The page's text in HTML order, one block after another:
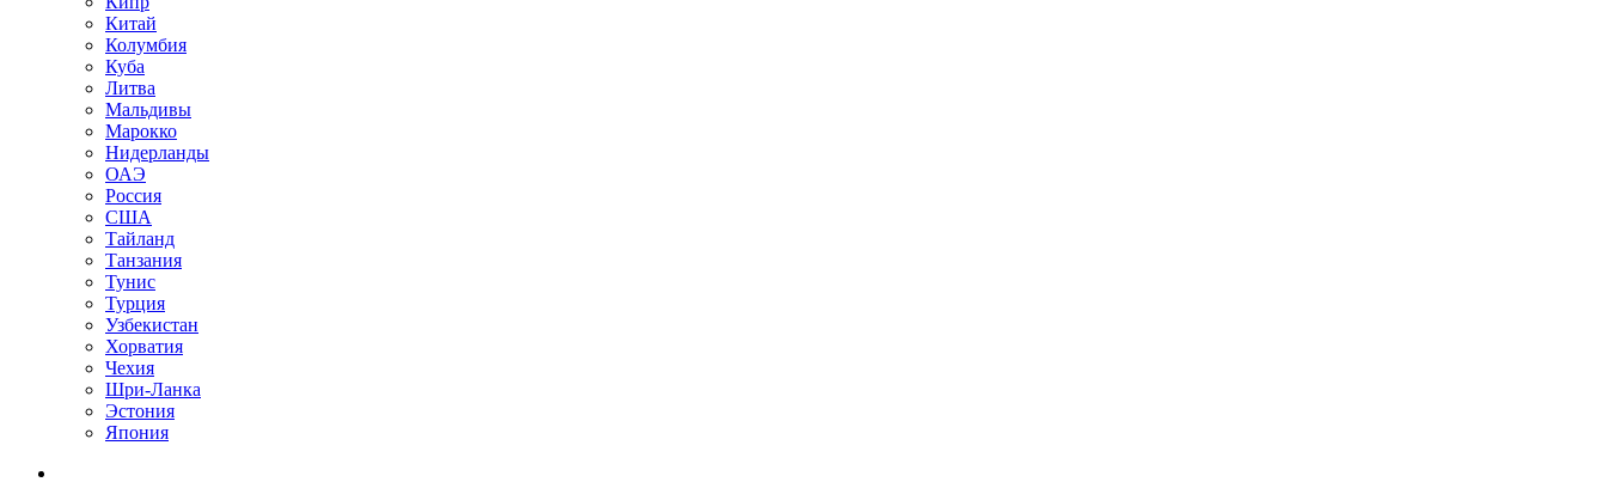
Китай
Колумбия
Куба
Литва
Мальдивы
Марокко
Нидерланды
ОАЭ
Россия
США
Тайланд
Танзания
Тунис
Турция
Узбекистан
Хорватия
Чехия
Шри-Ланка
Эстония
Япония